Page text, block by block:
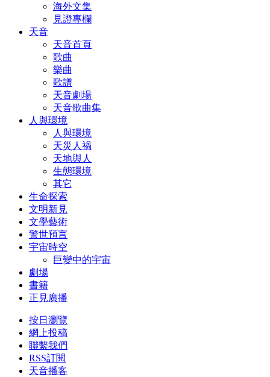
海外文集
見證專欄
天音
天音首頁
歌曲
樂曲
歌譜
天音劇場
天音歌曲集
人與環境
人與環境
天災人禍
天地與人
生態環境
其它
生命探索
文明新見
文學藝術
警世預言
宇宙時空
巨變中的宇宙
劇場
書籍
正見廣播
按日瀏覽
網上投稿
聯繫我們
RSS訂閱
天音播客